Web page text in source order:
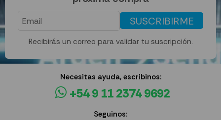
SUSCRIBIRME
Recibirás un correo para validar tu suscripción.
Necesitas ayuda, escribinos:
+54 9 11 2374 9692
Seguinos: